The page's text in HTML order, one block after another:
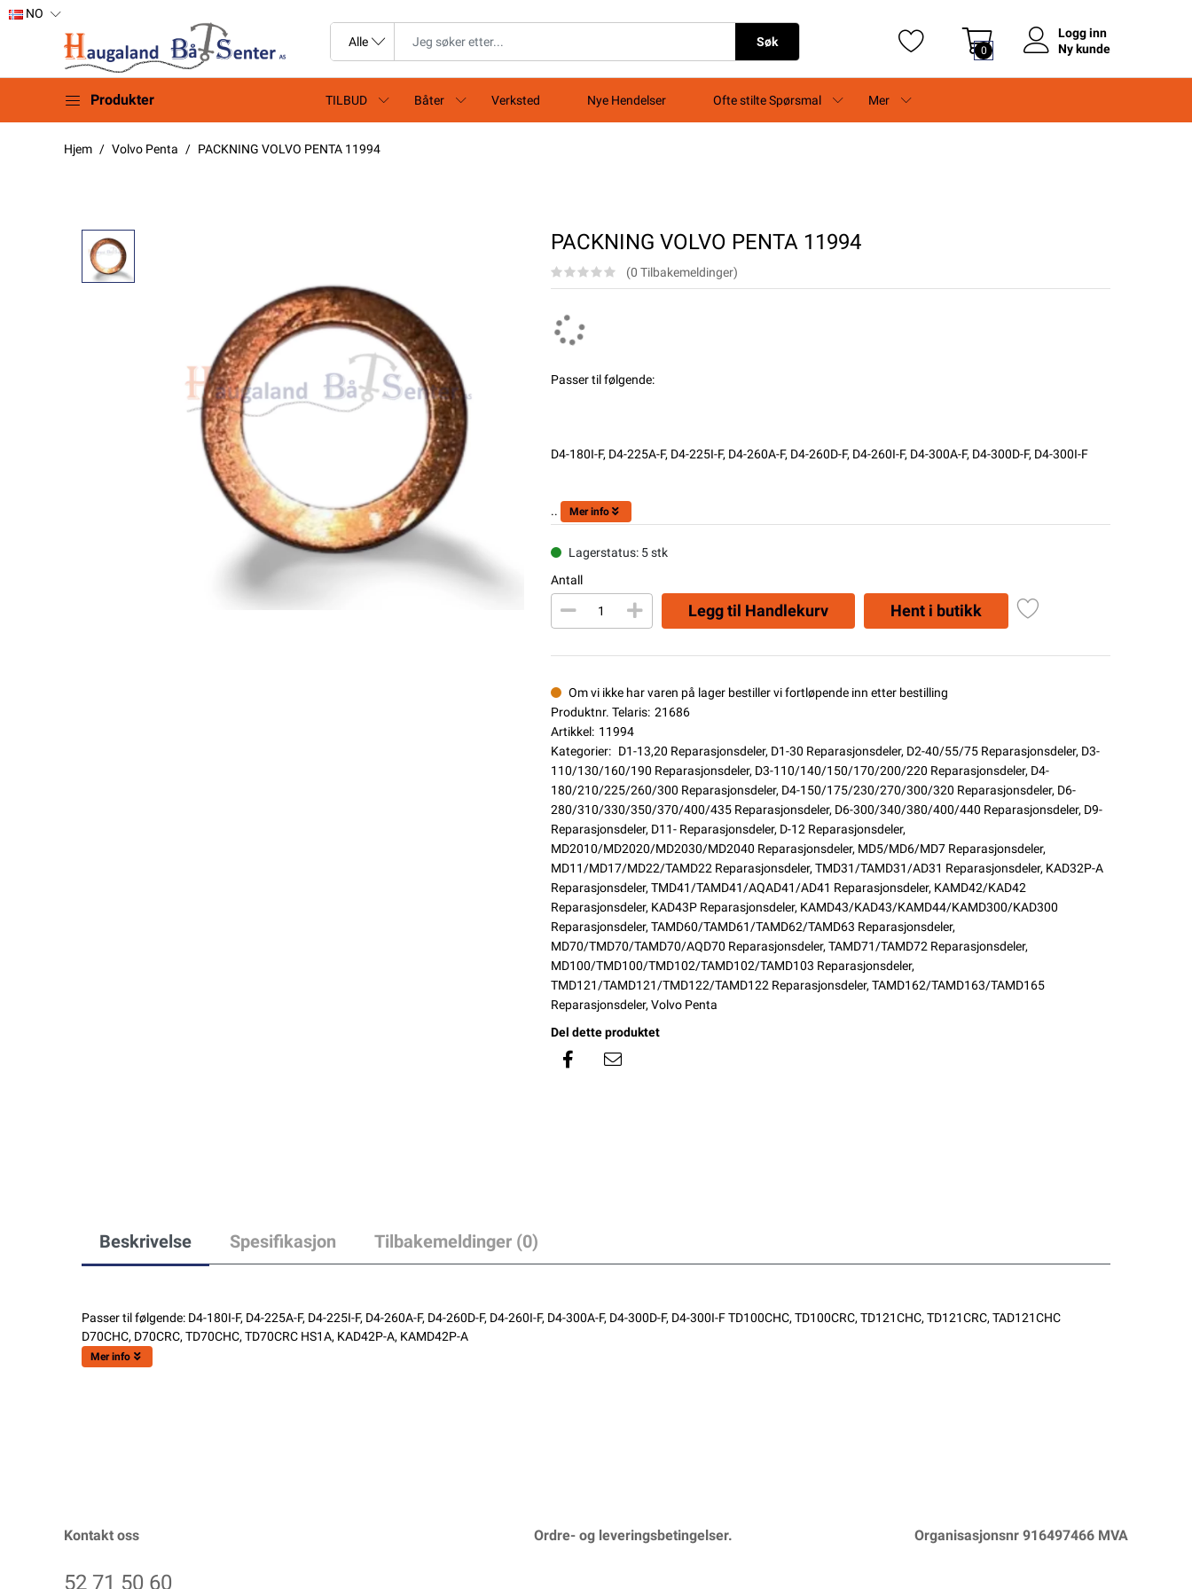
NO
Søk
0
Logg inn
Ny kunde
Produkter TILBUD Båter Verksted Nye Hendelser Ofte stilte Spørsmal Mer
Hjem Volvo Penta PACKNING VOLVO PENTA 11994
PACKNING VOLVO PENTA 11994
(0 Tilbakemeldinger)
Passer til følgende:
D4-180I-F, D4-225A-F, D4-225I-F, D4-260A-F, D4-260D-F, D4-260I-F, D4-300A-F, D4-300D-F, D4-300I-F
.. Mer info
Lagerstatus: 5 stk
Antall
Legg til Handlekurv Hent i butikk
Om vi ikke har varen på lager bestiller vi fortløpende inn etter bestilling
Produktnr. Telaris: 21686
Artikkel: 11994
Kategorier: D1-13,20 Reparasjonsdeler, D1-30 Reparasjonsdeler, D2-40/55/75 Reparasjonsdeler, D3-
110/130/160/190 Reparasjonsdeler, D3-110/140/150/170/200/220 Reparasjonsdeler, D4-
180/210/225/260/300 Reparasjonsdeler, D4-150/175/230/270/300/320 Reparasjonsdeler, D6-
280/310/330/350/370/400/435 Reparasjonsdeler, D6-300/340/380/400/440 Reparasjonsdeler, D9-
Reparasjonsdeler, D11- Reparasjonsdeler, D-12 Reparasjonsdeler,
MD2010/MD2020/MD2030/MD2040 Reparasjonsdeler, MD5/MD6/MD7 Reparasjonsdeler,
MD11/MD17/MD22/TAMD22 Reparasjonsdeler, TMD31/TAMD31/AD31 Reparasjonsdeler, KAD32P-A
Reparasjonsdeler, TMD41/TAMD41/AQAD41/AD41 Reparasjonsdeler, KAMD42/KAD42
Reparasjonsdeler, KAD43P Reparasjonsdeler, KAMD43/KAD43/KAMD44/KAMD300/KAD300
Reparasjonsdeler, TAMD60/TAMD61/TAMD62/TAMD63 Reparasjonsdeler,
MD70/TMD70/TAMD70/AQD70 Reparasjonsdeler, TAMD71/TAMD72 Reparasjonsdeler,
MD100/TMD100/TMD102/TAMD102/TAMD103 Reparasjonsdeler,
TMD121/TAMD121/TMD122/TAMD122 Reparasjonsdeler, TAMD162/TAMD163/TAMD165
Reparasjonsdeler, Volvo Penta
Del dette produktet
Beskrivelse Spesifikasjon Tilbakemeldinger (0)
Passer til følgende: D4-180I-F, D4-225A-F, D4-225I-F, D4-260A-F, D4-260D-F, D4-260I-F, D4-300A-F, D4-300D-F, D4-300I-F TD100CHC, TD100CRC, TD121CHC, TD121CRC, TAD121CHC
D70CHC, D70CRC, TD70CHC, TD70CRC HS1A, KAD42P-A, KAMD42P-A
Mer info
Kontakt oss
52 71 50 60
Ordre- og leveringsbetingelser. Organisasjonsnr 916497466 MVA